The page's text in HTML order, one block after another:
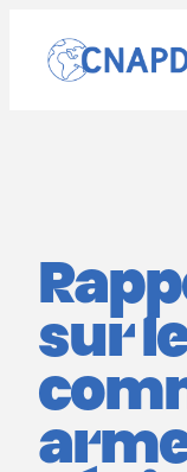
contenu
sur